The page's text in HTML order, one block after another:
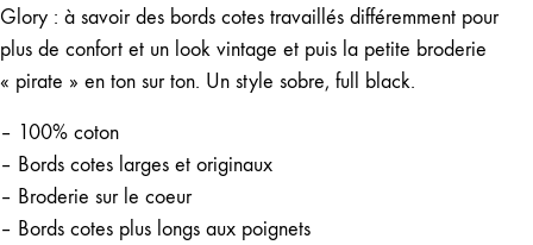
Glory : à savoir des bords cotes travaillés différemment pour
plus de confort et un look vintage et puis la petite broderie
« pirate » en ton sur ton. Un style sobre, full black.
– 100% coton
– Bords cotes larges et originaux
– Broderie sur le coeur
– Bords cotes plus longs aux poignets